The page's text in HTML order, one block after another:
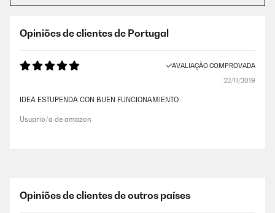
Opiniões de clientes de Portugal
AVALIAÇÃO COMPROVADA
22/11/2019
IDEA ESTUPENDA CON BUEN FUNCIONAMIENTO
Usuario/a de amazon
Opiniões de clientes de outros países